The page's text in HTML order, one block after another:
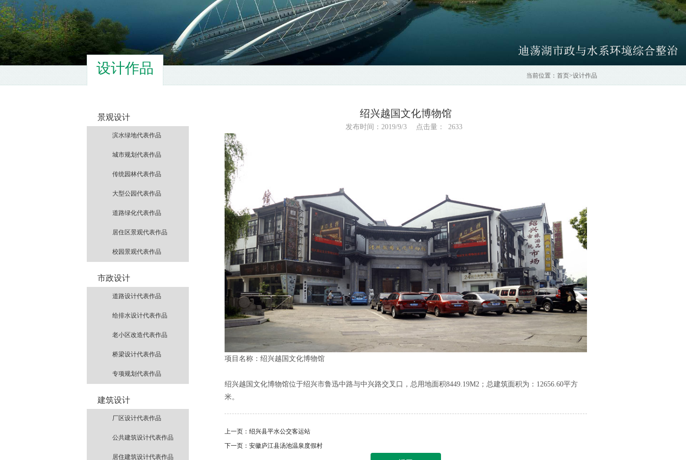
设计作品
景观设计
滨水绿地代表作品
城市规划代表作品
传统园林代表作品
大型公园代表作品
道路绿化代表作品
居住区景观代表作品
校园景观代表作品
市政设计
道路设计代表作品
给排水设计代表作品
老小区改造代表作品
桥梁设计代表作品
专项规划代表作品
建筑设计
厂区设计代表作品
公共建筑设计代表作品
居住建筑设计代表作品
当前位置： 首页>设计作品
绍兴越国文化博物馆
发布时间：2019/9/3 点击量： 2633
项目名称：绍兴越国文化博物馆
绍兴越国文化博物馆位于绍兴市鲁迅中路与中兴路交叉口，总用地面积8449.19M2；总建筑面积为：12656.60平方
米。
上一页： 绍兴县平水公交客运站
下一页： 安徽庐江县汤池温泉度假村